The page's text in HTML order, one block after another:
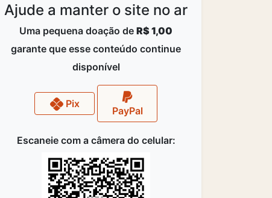
Ajude a manter o site no ar
Uma pequena doação de R$ 1,00
garante que esse conteúdo continue
disponível
Pix
PayPal
Escaneie com a câmera do celular: